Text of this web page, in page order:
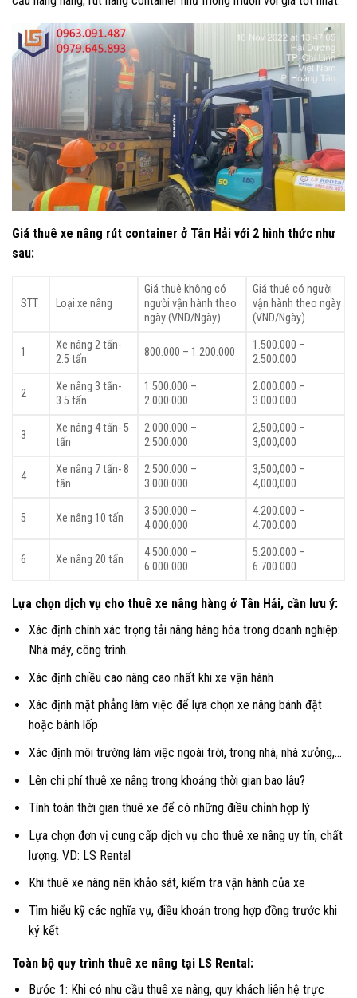
Giá thuê xe nâng rút container ở Tân Hải với 2 hình thức như
sau:
STT Loại xe nâng
Giá thuê không có
người vận hành theo
ngày (VND/Ngày)
Giá thuê có người
vận hành theo ngày
(VND/Ngày)
1
Xe nâng 2 tấn-
2.5 tấn
800.000 – 1.200.000
1.500.000 –
2.500.000
2
Xe nâng 3 tấn-
3.5 tấn
1.500.000 –
2.000.000
2.000.000 –
3.000.000
3
Xe nâng 4 tấn- 5
tấn
2.000.000 –
2.500.000
2,500,000 –
3,000,000
4
Xe nâng 7 tấn- 8
tấn
2.500.000 –
3.000.000
3,500,000 –
4,000,000
5 Xe nâng 10 tấn
3.500.000 –
4.000.000
4.200.000 –
4.700.000
6 Xe nâng 20 tấn
4.500.000 –
6.000.000
5.200.000 –
6.700.000
Lựa chọn dịch vụ cho thuê xe nâng hàng ở Tân Hải, cần lưu ý:
Xác định chính xác trọng tải nâng hàng hóa trong doanh nghiệp:
Nhà máy, công trình.
Xác định chiều cao nâng cao nhất khi xe vận hành
Xác định mặt phẳng làm việc để lựa chọn xe nâng bánh đặt
hoặc bánh lốp
Xác định môi trường làm việc ngoài trời, trong nhà, nhà xưởng,…
Lên chi phí thuê xe nâng trong khoảng thời gian bao lâu?
Tính toán thời gian thuê xe để có những điều chỉnh hợp lý
Lựa chọn đơn vị cung cấp dịch vụ cho thuê xe nâng uy tín, chất
lượng. VD: LS Rental
Khi thuê xe nâng nên khảo sát, kiểm tra vận hành của xe
Tìm hiểu kỹ các nghĩa vụ, điều khoản trong hợp đồng trước khi
ký kết
Toàn bộ quy trình thuê xe nâng tại LS Rental:
Bước 1: Khi có nhu cầu thuê xe nâng, quy khách liên hệ trực